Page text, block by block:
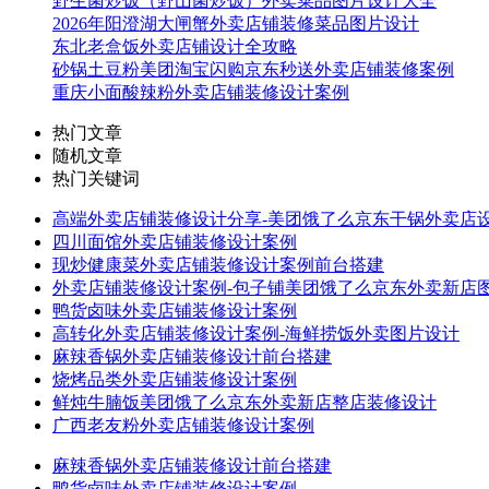
2026年阳澄湖大闸蟹外卖店铺装修菜品图片设计
东北老盒饭外卖店铺设计全攻略
砂锅土豆粉美团淘宝闪购京东秒送外卖店铺装修案例
重庆小面酸辣粉外卖店铺装修设计案例
热门文章
随机文章
热门关键词
高端外卖店铺装修设计分享-美团饿了么京东干锅外卖店
四川面馆外卖店铺装修设计案例
现炒健康菜外卖店铺装修设计案例前台搭建
外卖店铺装修设计案例-包子铺美团饿了么京东外卖新店
鸭货卤味外卖店铺装修设计案例
高转化外卖店铺装修设计案例-海鲜捞饭外卖图片设计
麻辣香锅外卖店铺装修设计前台搭建
烧烤品类外卖店铺装修设计案例
鲜炖牛腩饭美团饿了么京东外卖新店整店装修设计
广西老友粉外卖店铺装修设计案例
麻辣香锅外卖店铺装修设计前台搭建